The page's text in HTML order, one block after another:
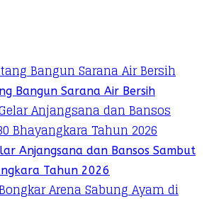
Bangun Sarana Air Bersih
Anjangsana dan Bansos Sambut
Tahun 2026